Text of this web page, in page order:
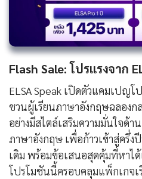
Flash Sale: โปรแรงจาก
ELSA Speak เปิดตัวแคมเปญ
ชวนผู้เรียนภาษาอังกฤษฉลองก
อย่างมีสไตล์เสริมความมั่นใจด้า
ภาษาอังกฤษ เพื่อก้าวเข้าสู่ครึ่
เดิม พร้อมข้อเสนอสุดคุ้มที่หาไ
โปรโมชันนี้ครอบคลุมแพ็กเกจเ